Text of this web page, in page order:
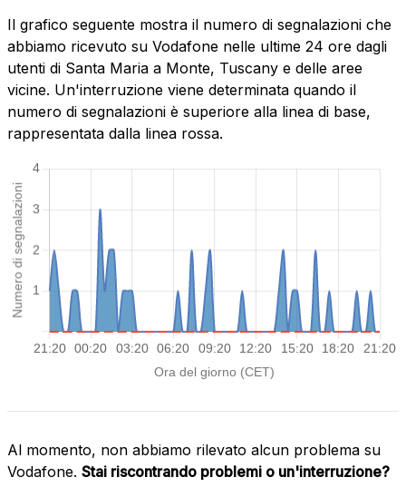
Il grafico seguente mostra il numero di segnalazioni che
abbiamo ricevuto su Vodafone nelle ultime 24 ore dagli
utenti di Santa Maria a Monte, Tuscany e delle aree
vicine. Un'interruzione viene determinata quando il
numero di segnalazioni è superiore alla linea di base,
rappresentata dalla linea rossa.
Al momento, non abbiamo rilevato alcun problema su
Vodafone. Stai riscontrando problemi o un'interruzione?